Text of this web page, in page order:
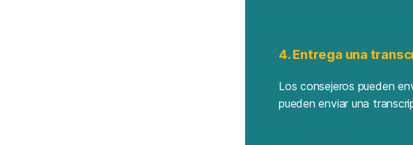
4. Entrega una
Los consejeros pueden
pueden enviar una